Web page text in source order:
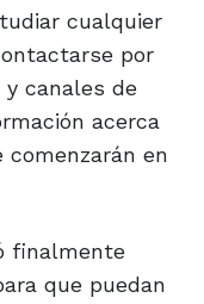
cualquier
por
canales de
acerca
en
finalmente
que puedan